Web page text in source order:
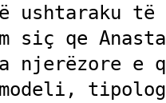
siç qe
njerëzore
modeli,